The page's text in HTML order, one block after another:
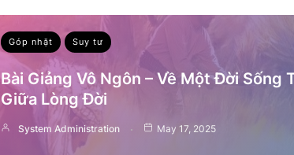
Góp nhặt Suy tư
Bài Giảng Vô Ngôn – Về Một Đời Sống
Giữa Lòng Đời
System Administration May 17, 2025